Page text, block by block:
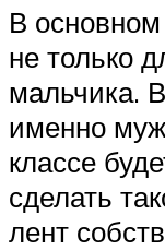
В основном
не только
мальчика.
именно
классе
сделать
лент